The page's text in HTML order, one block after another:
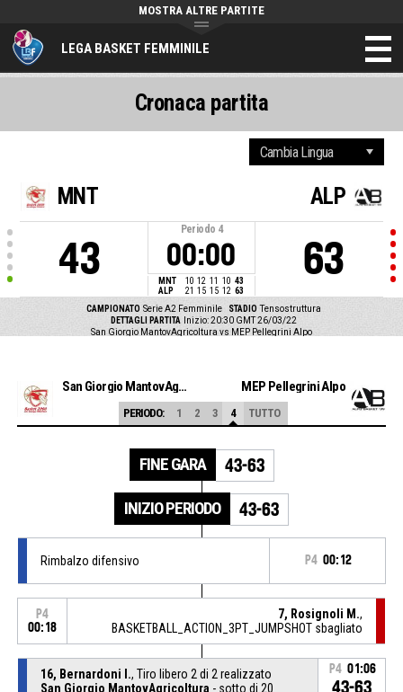
LEGA BASKET FEMMINILE
MOSTRA ALTRE PARTITE
MNT
43
Periodo 4
00:00
MNT 10 12 11 10 43
ALP
21 15 15 12 63
ALP
63
CAMPIONATO Serie A2 Femminile STADIO Tensostruttura
DETTAGLI PARTITA
Inizio: 20:30 GMT 26/03/22
San Giorgio MantovAgricoltura vs MEP Pellegrini Alpo
Cronaca partita
San Giorgio MantovAgricoltura MEP Pellegrini Alpo
PERIODO: 1 2 3 4 TUTTO
FINE GARA 43-63
INIZIO PERIODO 43-63
Rimbalzo difensivo P4 00:12
P4
00:18
7, Rosignoli M.,
BASKETBALL_ACTION_3PT_JUMPSHOT sbagliato
16, Bernardoni I., Tiro libero 2 di 2 realizzato
San Giorgio MantovAgricoltura - sotto di 20
P4 01:06
43-63